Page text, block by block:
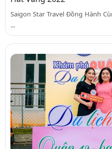
Saigon Star Travel Đồng Hành
...